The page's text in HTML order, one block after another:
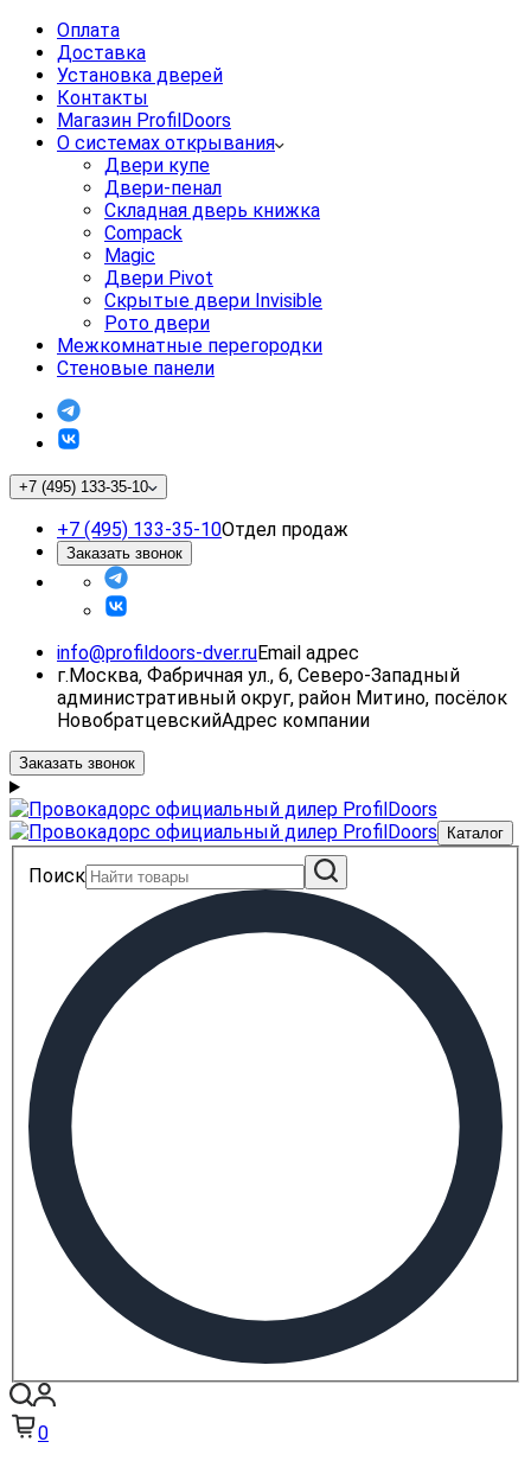
Оплата
Доставка
Установка дверей
Контакты
Магазин ProfilDoors
О системах открывания
Двери купе
Двери-пенал
Складная дверь книжка
Compack
Magic
Двери Pivot
Скрытые двери Invisible
Рото двери
Межкомнатные перегородки
Стеновые панели
+7 (495) 133-35-10
+7 (495) 133-35-10Отдел продаж
Заказать звонок
info@profildoors-dver.ruEmail адрес
г.Москва, Фабричная ул., 6, Северо-Западный
административный округ, район Митино, посёлок
НовобратцевскийАдрес компании
Заказать звонок
Каталог
Поиск
0